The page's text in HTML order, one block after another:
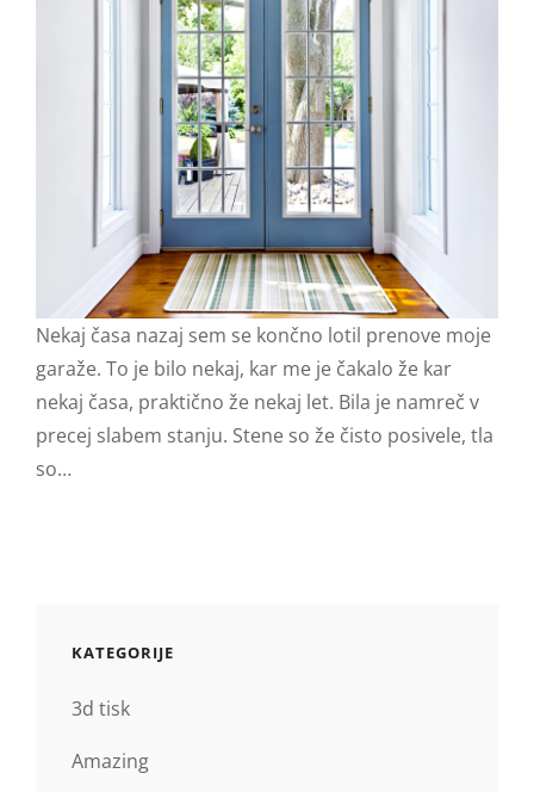
Nekaj časa nazaj sem se končno lotil prenove moje
garaže. To je bilo nekaj, kar me je čakalo že kar
nekaj časa, praktično že nekaj let. Bila je namreč v
precej slabem stanju. Stene so že čisto posivele, tla
so…
KATEGORIJE
3d tisk
Amazing